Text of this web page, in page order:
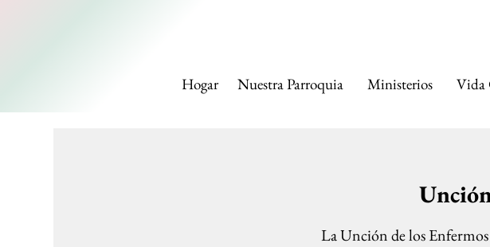
Hogar Nuestra Parroquia Ministerios Vida
La Unción de los